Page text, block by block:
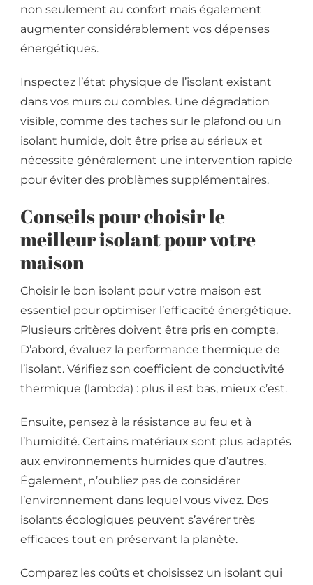
non seulement au confort mais également
augmenter considérablement vos dépenses
énergétiques.
Inspectez l’état physique de l’isolant existant
dans vos murs ou combles. Une dégradation
visible, comme des taches sur le plafond ou un
isolant humide, doit être prise au sérieux et
nécessite généralement une intervention rapide
pour éviter des problèmes supplémentaires.
Conseils pour choisir le
meilleur isolant pour votre
maison
Choisir le bon isolant pour votre maison est
essentiel pour optimiser l’efficacité énergétique.
Plusieurs critères doivent être pris en compte.
D’abord, évaluez la performance thermique de
l’isolant. Vérifiez son coefficient de conductivité
thermique (lambda) : plus il est bas, mieux c’est.
Ensuite, pensez à la résistance au feu et à
l’humidité. Certains matériaux sont plus adaptés
aux environnements humides que d’autres.
Également, n’oubliez pas de considérer
l’environnement dans lequel vous vivez. Des
isolants écologiques peuvent s’avérer très
efficaces tout en préservant la planète.
Comparez les coûts et choisissez un isolant qui